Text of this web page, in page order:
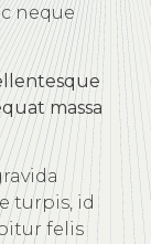
neque
massa
turpis, id
felis